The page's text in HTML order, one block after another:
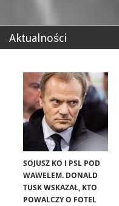
Aktualności
SOJUSZ KO I PSL POD
WAWELEM. DONALD
TUSK WSKAZAŁ, KTO
POWALCZY O FOTEL